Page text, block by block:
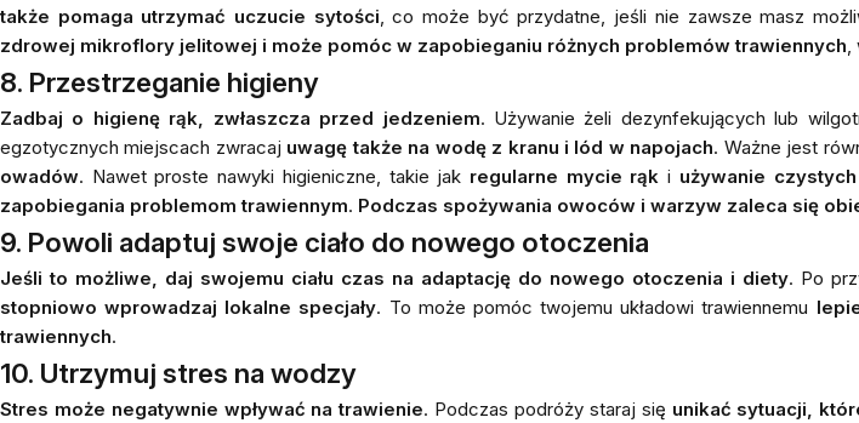
także pomaga utrzymać uczucie sytości , co może być przydatne, jeśli nie zawsze masz
zdrowej mikroflory jelitowej i może pomóc w zapobieganiu różnych problemów trawiennych
8. Przestrzeganie higieny
Zadbaj o higienę rąk, zwłaszcza przed jedzeniem. Używanie żeli dezynfekujących lub
egzotycznych miejscach zwracaj uwagę także na wodę z kranu i lód w napojach. Ważne jest
owadów. Nawet proste nawyki higieniczne, takie jak regularne mycie rąk i używanie
zapobiegania problemom trawiennym. Podczas spożywania owoców i warzyw zaleca się
9. Powoli adaptuj swoje ciało do nowego otoczenia
Jeśli to możliwe, daj swojemu ciału czas na adaptację do nowego otoczenia i diety. Po
stopniowo wprowadzaj lokalne specjały. To może pomóc twojemu układowi trawiennemu
trawiennych.
10. Utrzymuj stres na wodzy
Stres może negatywnie wpływać na trawienie. Podczas podróży staraj się unikać sytuacji,